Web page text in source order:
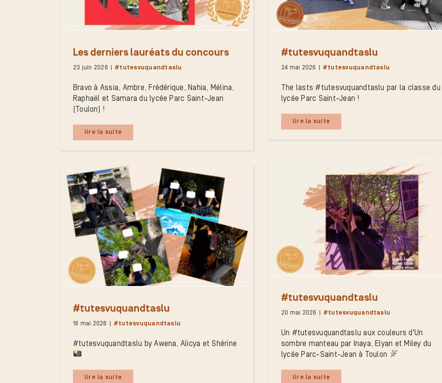
Les derniers lauréats du concours
23 juin 2026 #tutesvuquandtaslu
Bravo à Assia, Ambre, Frédérique, Nahia, Mélina,
Raphaël et Samara du lycée Parc Saint-Jean
(Toulon) !
lire la suite
#tutesvuquandtaslu
24 mai 2026 #tutesvuquandtaslu
The lasts #tutesvuquandtaslu par la classe du
lycée Parc Saint-Jean !
lire la suite
#tutesvuquandtaslu
20 mai 2026 #tutesvuquandtaslu
Un #tutesvuquandtaslu aux couleurs d'Un
sombre manteau par Inaya, Elyan et Miley du
lycée Parc-Saint-Jean à Toulon
lire la suite
#tutesvuquandtaslu
16 mai 2026 #tutesvuquandtaslu
#tutesvuquandtaslu by Awena, Alicya et Shérine
lire la suite